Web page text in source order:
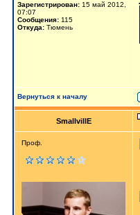
Зарегистрирован: 15 май 2012,
07:07
Сообщения: 115
Откуда: Тюмень
Вернуться к началу
SmallvillE
Проф.